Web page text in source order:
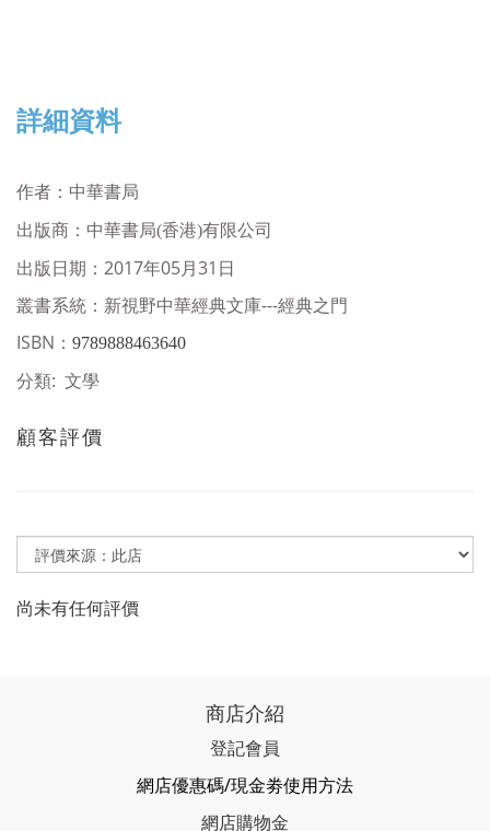
詳細資料
作者： 中華書局
出版商： 中華書局(香港)有限公司
出版日期：2017年05月31日
叢書系統：新視野中華經典文庫---經典之門
ISBN ： 9789888463640
分類: 文學
顧客評價
尚未有任何評價
商店介紹
登記會員
網店優惠碼/現金劵使用方法
網店購物金